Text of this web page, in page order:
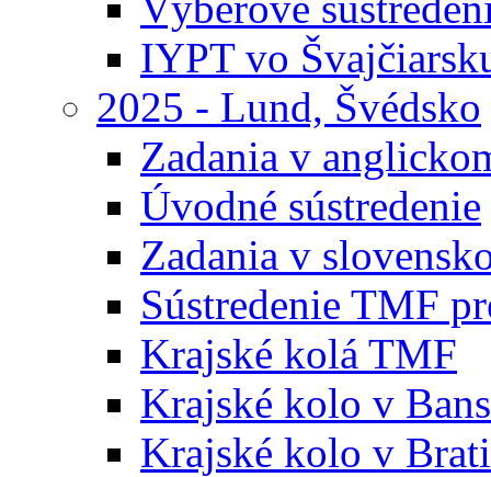
IYPT vo
2025 - Lund, Švédsko
Zadania v
Úvodné sústredenie
Zadania v
Sústredenie TMF
Krajské kolá TMF
Krajské kolo v
Krajské kolo v